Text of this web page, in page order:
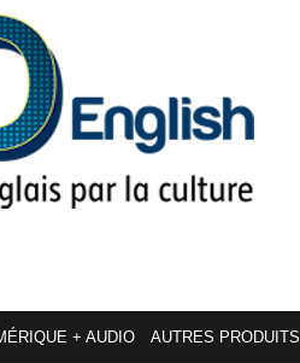
+ AUDIO AUTRES PRODUITS